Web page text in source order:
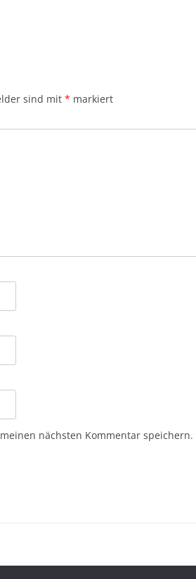
sind mit * markiert
nächsten Kommentar speichern.